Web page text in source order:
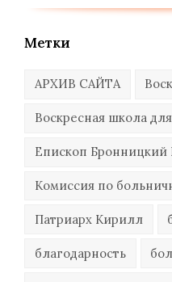
Метки
АРХИВ САЙТА
Воскресная школа
Епископ Бронницкий
Комиссия по
Патриарх Кирилл
благодарность